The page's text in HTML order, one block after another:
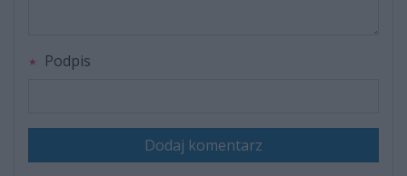
Podpis
Dodaj komentarz